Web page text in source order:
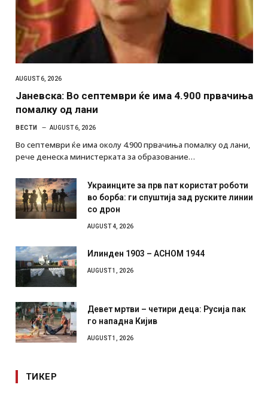
AUGUST 6, 2026
Јаневска: Во септември ќе има 4.900 првачиња
помалку од лани
ВЕСТИ AUGUST 6, 2026
Во септември ќе има околу 4.900 првачиња помалку од лани,
рече денеска министерката за образование…
Украинците за прв пат користат роботи
во борба: ги спуштија зад руските линии
со дрон
AUGUST 4, 2026
Илинден 1903 – АСНОМ 1944
AUGUST 1, 2026
Девет мртви – четири деца: Русија пак
го нападна Кијив
AUGUST 1, 2026
ТИКЕР